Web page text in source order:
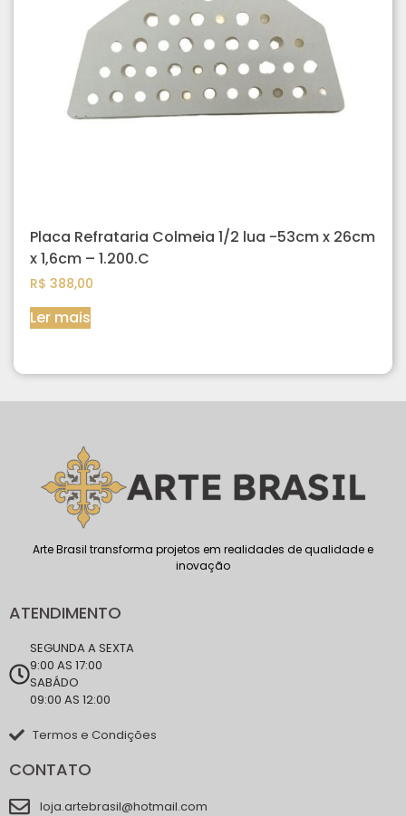
Placa Refrataria Colmeia 1/2 lua -53cm x 26cm
x 1,6cm – 1.200.C
R$ 388,00
Ler mais
Arte Brasil transforma projetos em realidades de qualidade e
inovação
ATENDIMENTO
SEGUNDA A SEXTA
9:00 AS 17:00
SABÁDO
09:00 AS 12:00
Termos e Condições
CONTATO
loja.artebrasil@hotmail.com